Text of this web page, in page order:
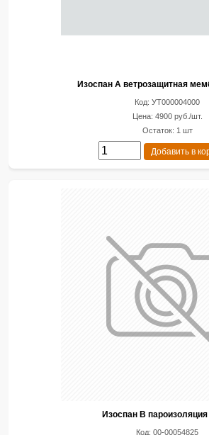
Изоспан А ветрозащитная
Код: УТ000004000
Цена: 4900 руб./шт.
Остаток: 1 шт
Добавить в
Изоспан В
Код: 00-00054825